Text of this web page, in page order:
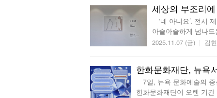
세상의 부조리
‘네 아니요’. 전시
아슬아슬하게 넘나
2025.11.07 (금) 김
한화문화재단, 뉴욕
7일, 뉴욕 문화예술의 중
한화문화재단이 오랜 기